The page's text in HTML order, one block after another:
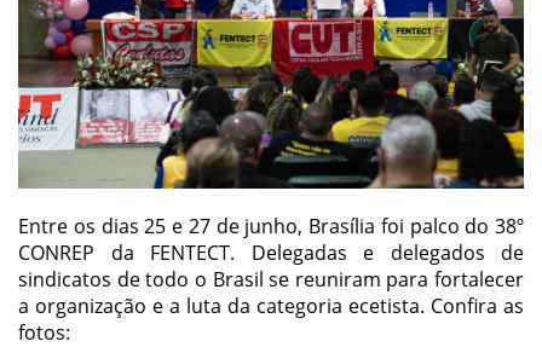
Entre os dias 25 e 27 de junho, Brasília foi palco do 38º
CONREP da FENTECT. Delegadas e delegados de
sindicatos de todo o Brasil se reuniram para fortalecer
a organização e a luta da categoria ecetista. Confira as
fotos: